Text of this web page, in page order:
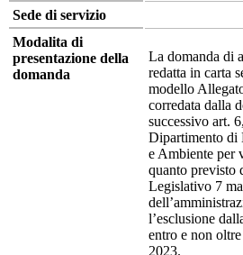
Sede di servizio
Modalita di
presentazione della
domanda
La domanda di
redatta in carta
modello
corredata dalla
successivo art.
Dipartimento di
e Ambiente per
quanto previsto
Legislativo 7
l’esclusione
entro e non
2023.